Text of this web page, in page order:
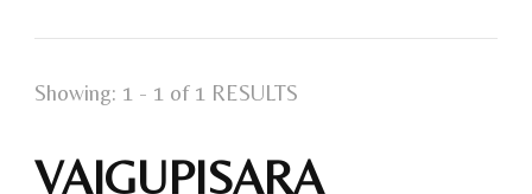
Showing: 1 - 1 of 1 RESULTS
VAIGUPISARA